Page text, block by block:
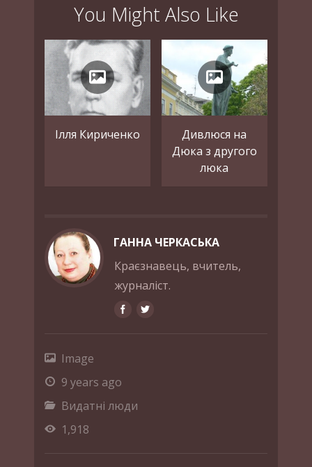
You Might Also Like
Ілля Кириченко
Дивлюся на
Дюка з другого
люка
ГАННА ЧЕРКАСЬКА
Краєзнавець, вчитель,
журналіст.
Image
9 years ago
Видатні люди
1,918